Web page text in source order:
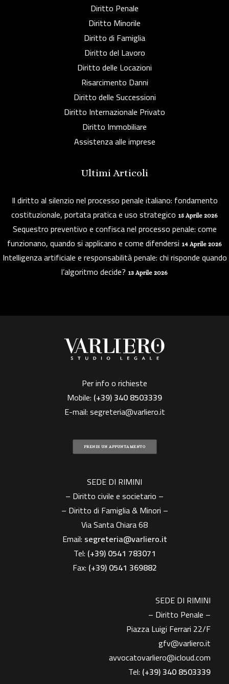
Diritto Penale
Diritto Minorile
Diritto di Famiglia
Diritto del Lavoro
Diritto delle Locazioni
Risarcimento Danni
Diritto delle Successioni
Diritto Internazionale Privato
Diritto Immobiliare
Assistenza alle imprese
Ultimi Articoli
Il diritto al silenzio nel processo penale italiano: fondamento
costituzionale, portata pratica e uso strategico 15 Aprile 2026
Sequestro preventivo e confisca nel processo penale: come
funzionano, quando si applicano e come difendersi 14 Aprile 2026
Intelligenza artificiale e responsabilità penale: chi risponde quando
l’algoritmo decide? 13 Aprile 2026
Per info o richieste
Mobile: (+39)340 8503339
E-mail:segreteria@varliero.it
PRENDI UN APPUNTAMENTO
SEDE DI RIMINI
– Diritto civile e societario –
– Diritto di Famiglia & Minori –
Via Santa Chiara 68
Email: segreteria@varliero.it
Tel: (+39) 0541 783071
Fax: (+39)0541 369882
SEDE DI RIMINI
– Diritto Penale –
Piazza Luigi Ferrari 22/F
gfv@varliero.it
avvocatovarliero@icloud.com
Tel: (+39) 340 8503339